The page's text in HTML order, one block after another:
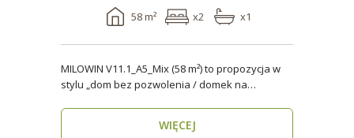
58 m² x2 x1
MILOWIN V11.1_A5_Mix (58 m²) to propozycja w
stylu „dom bez pozwolenia / domek na
WIĘCEJ